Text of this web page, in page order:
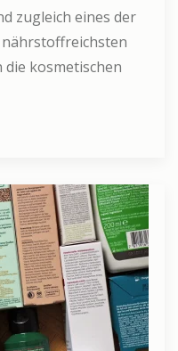
zugleich eines der
die kosmetischen